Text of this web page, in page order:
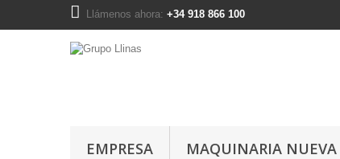
Llámenos ahora: +34 918 866 100
EMPRESA MAQUINARIA NUEVA